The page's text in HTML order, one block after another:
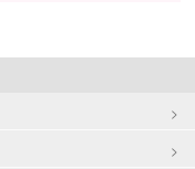
ビーシッター